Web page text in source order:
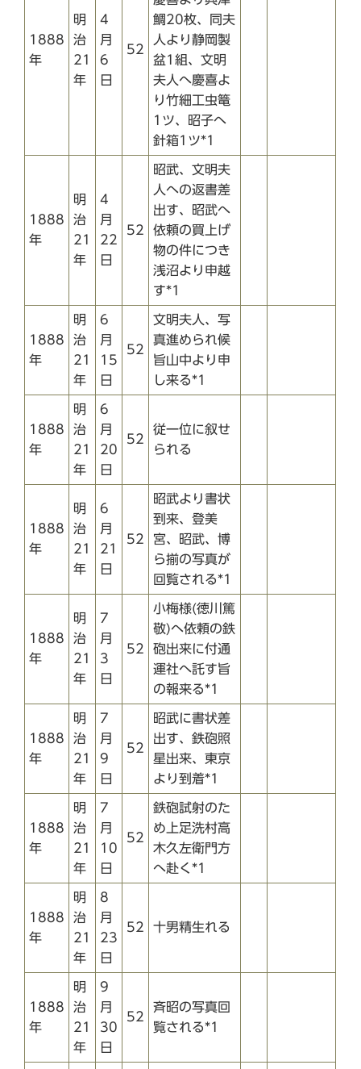
1888
年
明
治
21
年
4
月
6
日
52
鯛20枚、同夫
人より静岡製
盆1組、文明
夫人へ慶喜よ
り竹細工虫篭
1ツ、昭子へ
針箱1ツ*1
1888
年
明
治
21
年
4
月
22
日
52
昭武、文明夫
人への返書差
出す、昭武へ
依頼の買上げ
物の件につき
浅沼より申越
す*1
1888
年
明
治
21
年
6
月
15
日
52
文明夫人、写
真進められ候
旨山中より申
し来る*1
1888
年
明
治
21
年
6
月
20
日
52
従一位に叙せ
られる
1888
年
明
治
21
年
6
月
21
日
52
昭武より書状
到来、登美
宮、昭武、博
ら揃の写真が
回覧される*1
1888
年
明
治
21
年
7
月
3
日
52
小梅様(徳川篤
敬)へ依頼の鉄
砲出来に付通
運社へ託す旨
の報来る*1
1888
年
明
治
21
年
7
月
9
日
52
昭武に書状差
出す、鉄砲照
星出来、東京
より到着*1
1888
年
明
治
21
年
7
月
10
日
52
鉄砲試射のた
め上足洗村高
木久左衛門方
へ赴く*1
1888
年
明
治
21
年
8
月
23
日
52 十男精生れる
1888
年
明
治
21
年
9
月
30
日
52
斉昭の写真回
覧される*1